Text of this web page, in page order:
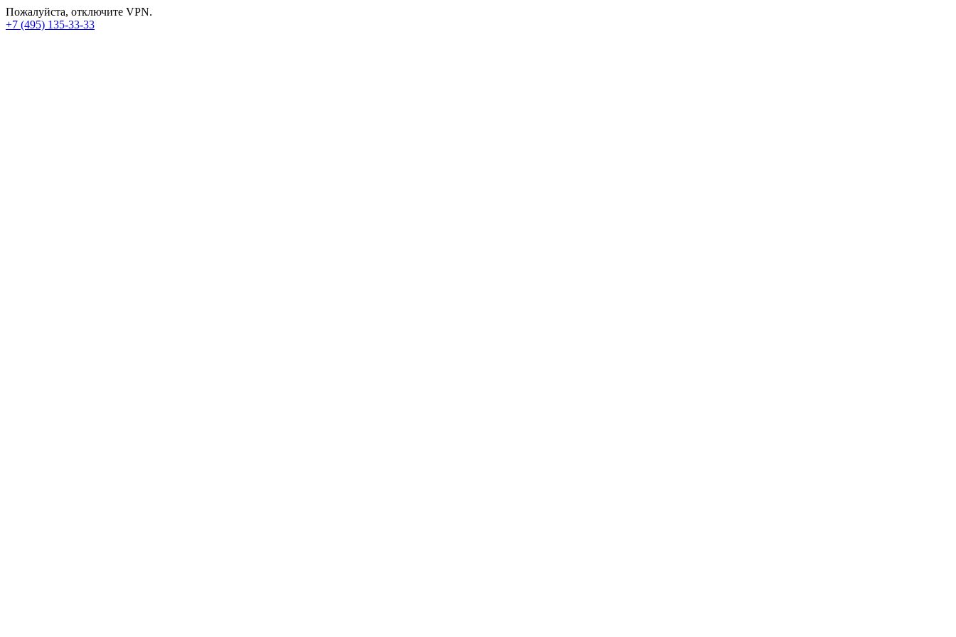
Пожалуйста, отключите VPN.
+7 (495) 135-33-33